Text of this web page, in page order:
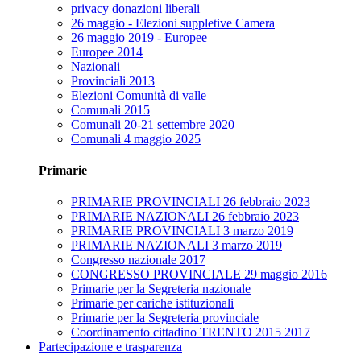
privacy donazioni liberali
26 maggio - Elezioni suppletive Camera
26 maggio 2019 - Europee
Europee 2014
Nazionali
Provinciali 2013
Elezioni Comunità di valle
Comunali 2015
Comunali 20-21 settembre 2020
Comunali 4 maggio 2025
Primarie
PRIMARIE PROVINCIALI 26 febbraio 2023
PRIMARIE NAZIONALI 26 febbraio 2023
PRIMARIE PROVINCIALI 3 marzo 2019
PRIMARIE NAZIONALI 3 marzo 2019
Congresso nazionale 2017
CONGRESSO PROVINCIALE 29 maggio 2016
Primarie per la Segreteria nazionale
Primarie per cariche istituzionali
Primarie per la Segreteria provinciale
Coordinamento cittadino TRENTO 2015 2017
Partecipazione e trasparenza